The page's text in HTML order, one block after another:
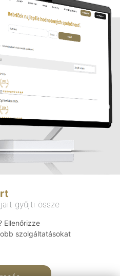
gyűjti össze
Ellenőrizze
szolgáltatásokat